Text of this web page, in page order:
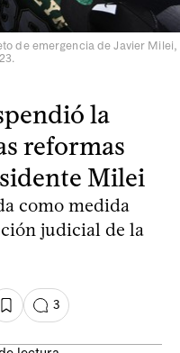
de emergencia de Javier Milei,
la
reformas
Milei
como medida
judicial de la
3